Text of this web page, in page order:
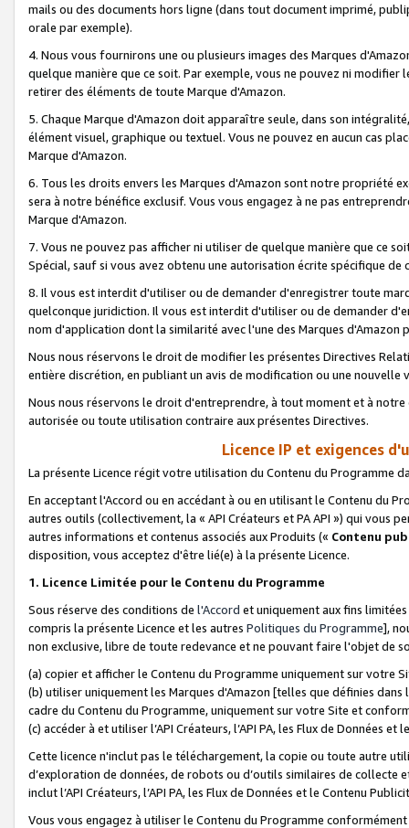
mails ou des documents hors ligne (dans tout document imprimé,
orale par exemple).
4. Nous vous fournirons une ou plusieurs images des Marques
quelque manière que ce soit. Par exemple, vous ne pouvez ni
retirer des éléments de toute Marque d'Amazon.
5. Chaque Marque d'Amazon doit apparaître seule, dans son
élément visuel, graphique ou textuel. Vous ne pouvez en aucun cas
Marque d'Amazon.
6. Tous les droits envers les Marques d'Amazon sont notre propriété
sera à notre bénéfice exclusif. Vous vous engagez à ne pas
Marque d'Amazon.
7. Vous ne pouvez pas afficher ni utiliser de quelque manière que ce
Spécial, sauf si vous avez obtenu une autorisation écrite spécifique de
8. Il vous est interdit d'utiliser ou de demander d'enregistrer toute
quelconque juridiction. Il vous est interdit d'utiliser ou de demander
nom d'application dont la similarité avec l'une des Marques
Nous nous réservons le droit de modifier les présentes Directives
entière discrétion, en publiant un avis de modification ou une nouvelle
Nous nous réservons le droit d'entreprendre, à tout moment et à
autorisée ou toute utilisation contraire aux présentes Directives.
Licence IP et exigences
La présente Licence régit votre utilisation du Contenu du Programme
En acceptant l'Accord ou en accédant à ou en utilisant le Contenu du
autres outils (collectivement, la « API Créateurs et PA API ») qui vous
autres informations et contenus associés aux Produits (« Contenu
disposition, vous acceptez d'être lié(e) à la présente Licence.
1. Licence Limitée pour le Contenu du Programme
Sous réserve des conditions de l'Accord et uniquement aux fins
compris la présente Licence et les autres Politiques du Programme],
non exclusive, libre de toute redevance et ne pouvant faire l'objet de
(a) copier et afficher le Contenu du Programme uniquement sur votre
(b) utiliser uniquement les Marques d'Amazon [telles que définies dans
cadre du Contenu du Programme, uniquement sur votre Site et
(c) accéder à et utiliser l’API Créateurs, l’API PA, les Flux de Données
Cette licence n'inclut pas le téléchargement, la copie ou toute autre
d’exploration de données, de robots ou d’outils similaires de
inclut l’API Créateurs, l’API PA, les Flux de Données et le Contenu
Vous vous engagez à utiliser le Contenu du Programme